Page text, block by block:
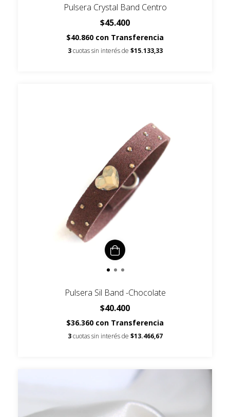
Pulsera Crystal Band Centro
$45.400
$40.860 con Transferencia
3 cuotas sin interés de $15.133,33
Pulsera Sil Band -Chocolate
$40.400
$36.360 con Transferencia
3 cuotas sin interés de $13.466,67